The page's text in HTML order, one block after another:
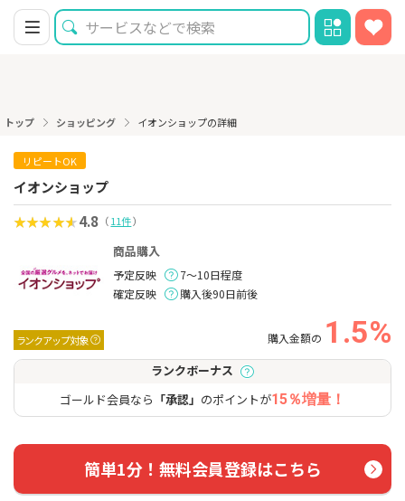
トップ ショッピング イオンショップの詳細
リピートOK
イオンショップ
4.8 （11件）
ランクアップ対象
商品購入
予定反映
7～10日程度
確定反映
購入後90日前後
購入金額の 1.5%
ランクボーナス
ゴールド会員なら 「承認」 のポイントが15％増量！
簡単1分！無料会員登録はこちら